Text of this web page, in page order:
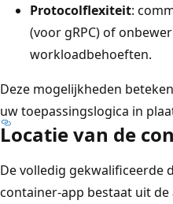
Protocolflexiteit:
(voor gRPC) of
workloadbehoeften.
Deze mogelijkheden
uw toepassingslogica in
Locatie van de
De volledig gekwalificeerde
container-app bestaat uit de